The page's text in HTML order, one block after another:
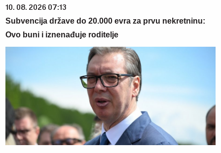
10. 08. 2026 07:13
Subvencija države do 20.000 evra za prvu nekretninu:
Ovo buni i iznenađuje roditelje